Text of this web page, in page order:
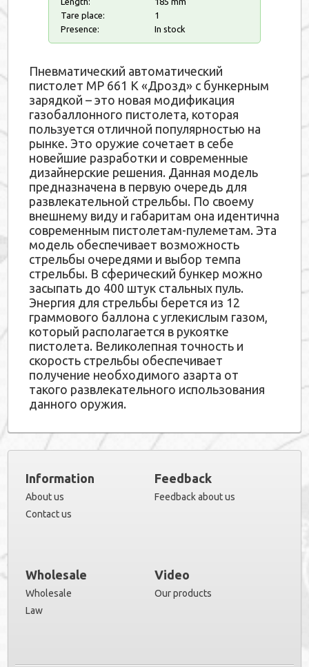
Tare place:
1
Presence:
In stock
Пневматический автоматический
пистолет МР 661 К «Дрозд» с бункерным
зарядкой – это новая модификация
газобаллонного пистолета, которая
пользуется отличной популярностью на
рынке. Это оружие сочетает в себе
новейшие разработки и современные
дизайнерские решения. Данная модель
предназначена в первую очередь для
развлекательной стрельбы. По своему
внешнему виду и габаритам она идентична
современным пистолетам-пулеметам. Эта
модель обеспечивает возможность
стрельбы очередями и выбор темпа
стрельбы. В сферический бункер можно
засыпать до 400 штук стальных пуль.
Энергия для стрельбы берется из 12
граммового баллона с углекислым газом,
который располагается в рукоятке
пистолета. Великолепная точность и
скорость стрельбы обеспечивает
получение необходимого азарта от
такого развлекательного использования
данного оружия.
Information
About us
Contact us
Feedback
Feedback about us
Wholesale
Wholesale
Law
Video
Our products